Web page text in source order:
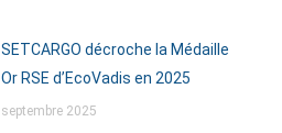
SETCARGO décroche la Médaille
Or RSE d’EcoVadis en 2025
septembre 2025